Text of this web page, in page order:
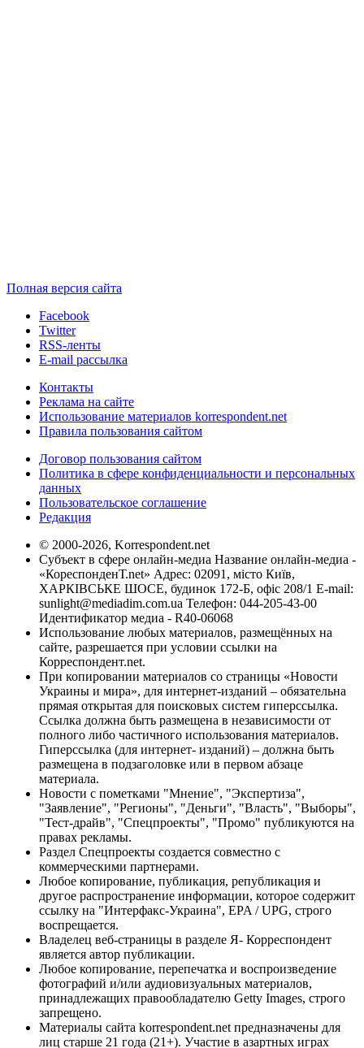
Полная версия сайта
Facebook
Twitter
RSS-ленты
E-mail рассылка
Контакты
Реклама на сайте
Использование материалов korrespondent.net
Правила пользования сайтом
Договор пользования сайтом
Политика в сфере конфиденциальности и персональных
данных
Пользовательское соглашение
Редакция
© 2000-2026, Korrespondent.net
Субъект в сфере онлайн-медиа Название онлайн-медиа -
«КореспонденТ.net» Адрес: 02091, місто Київ,
ХАРКІВСЬКЕ ШОСЕ, будинок 172-Б, офіс 208/1 E-mail:
sunlight@mediadim.com.ua Телефон: 044-205-43-00
Идентификатор медиа - R40-06068
Использование любых материалов, размещённых на
сайте, разрешается при условии ссылки на
Корреспондент.net.
При копировании материалов со страницы «Новости
Украины и мира», для интернет-изданий – обязательна
прямая открытая для поисковых систем гиперссылка.
Ссылка должна быть размещена в независимости от
полного либо частичного использования материалов.
Гиперссылка (для интернет- изданий) – должна быть
размещена в подзаголовке или в первом абзаце
материала.
Новости с пометками "Мнение", "Экспертиза",
"Заявление", "Регионы", "Деньги", "Власть", "Выборы",
"Тест-драйв", "Спецпроекты", "Промо" публикуются на
правах рекламы.
Раздел Спецпроекты создается совместно с
коммерческими партнерами.
Любое копирование, публикация, републикация и
другое распространение информации, которое содержит
ссылку на "Интерфакс-Украина", EPA / UPG, строго
воспрещается.
Владелец веб-страницы в разделе Я- Корреспондент
является автор публикации.
Любое копирование, перепечатка и воспроизведение
фотографий и/или аудиовизуальных материалов,
принадлежащих правообладателю Getty Images, строго
запрещено.
Материалы сайта korrespondent.net предназначены для
лиц старше 21 года (21+). Участие в азартных играх